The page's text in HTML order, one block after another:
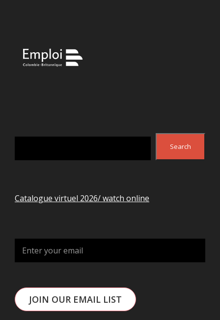
Search
Search
Catalogue virtuel 2026/ watch online
JOIN OUR EMAIL LIST